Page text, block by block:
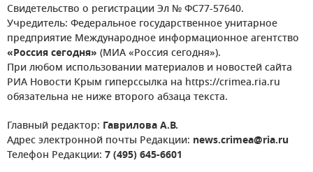
Свидетельство о регистрации Эл № ФС77-57640.
Учредитель: Федеральное государственное унитарное
предприятие Международное информационное агентство
«Россия сегодня» (МИА «Россия сегодня»).
При любом использовании материалов и новостей сайта
РИА Новости Крым гиперссылка на https://crimea.ria.ru
обязательна не ниже второго абзаца текста.
Главный редактор: Гаврилова А.В.
Адрес электронной почты Редакции: news.crimea@ria.ru
Телефон Редакции: 7 (495) 645-6601